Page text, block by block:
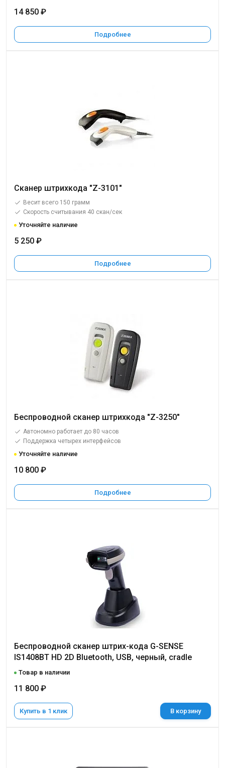
14 850 ₽
Подробнее
Сканер штрихкода "Z-3101"
Весит всего 150 грамм
Скорость считывания 40 скан/сек
Уточняйте наличие
5 250 ₽
Подробнее
Беспроводной сканер штрихкода "Z-3250"
Автономно работает до 80 часов
Поддержка четырех интерфейсов
Уточняйте наличие
10 800 ₽
Подробнее
Беспроводной сканер штрих-кода G-SENSE
IS1408BT HD 2D Bluetooth, USB, черный, cradle
Товар в наличии
11 800 ₽
Купить в 1 клик В корзину